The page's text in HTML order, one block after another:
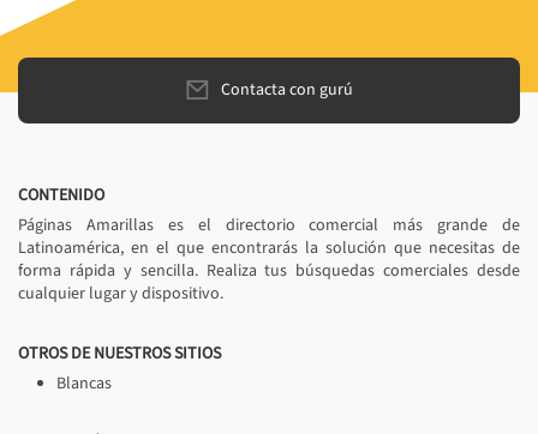
Contacta con gurú
CONTENIDO
Páginas Amarillas es el directorio comercial más grande de
Latinoamérica, en el que encontrarás la solución que necesitas de
forma rápida y sencilla. Realiza tus búsquedas comerciales desde
cualquier lugar y dispositivo.
OTROS DE NUESTROS SITIOS
Blancas